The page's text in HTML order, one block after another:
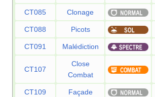
CT085 Clonage
CT088 Picots
CT091 Malédiction
CT107
Close
Combat
CT109 Façade